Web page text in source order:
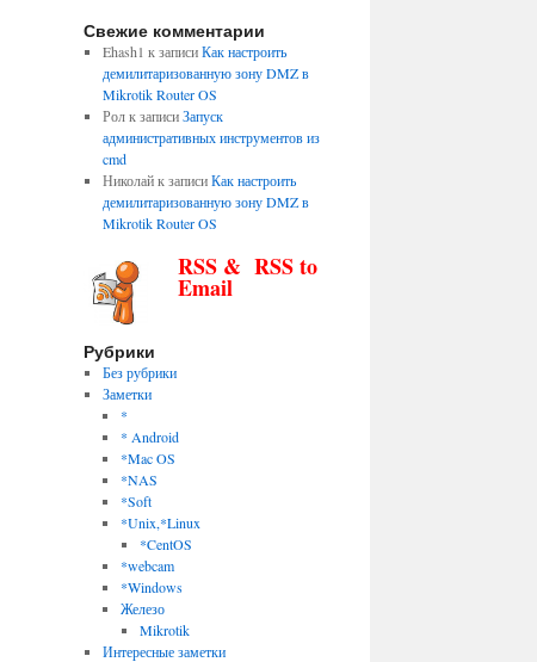
Свежие комментарии
Ehash1 к записиКак настроить
демилитаризованную зону DMZ в
Mikrotik Router OS
Ролк записиЗапуск
административных инструментов из
cmd
Николайк записиКак настроить
демилитаризованную зону DMZ в
Mikrotik Router OS
RSS & RSS to
Email
Рубрики
Без рубрики
Заметки
*
* Android
*Mac OS
*NAS
*Soft
*Unix,*Linux
*CentOS
*webcam
*Windows
Железо
Mikrotik
Интересные заметки